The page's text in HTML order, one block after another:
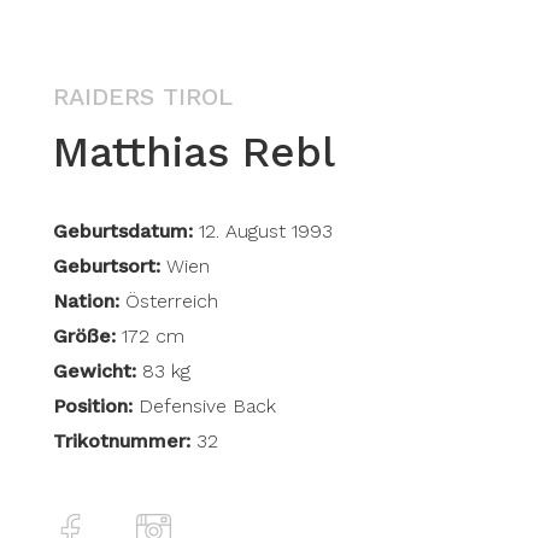
RAIDERS TIROL
Matthias Rebl
Geburtsdatum: 12. August 1993
Geburtsort: Wien
Nation: Österreich
Größe:172 cm
Gewicht:83 kg
Position: Defensive Back
Trikotnummer: 32